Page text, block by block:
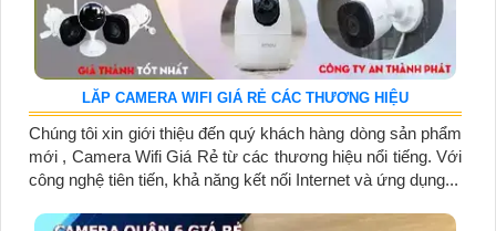
LĂP CAMERA WIFI GIÁ RẺ CÁC THƯƠNG HIỆU
Chúng tôi xin giới thiệu đến quý khách hàng dòng sản phẩm
mới , Camera Wifi Giá Rẻ từ các thương hiệu nổi tiếng. Với
công nghệ tiên tiến, khả năng kết nối Internet và ứng dụng...